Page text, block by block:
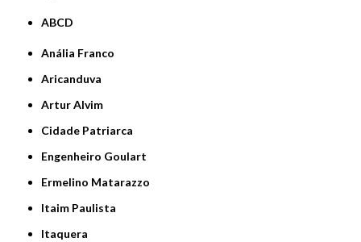
ABCD
Anália Franco
Aricanduva
Artur Alvim
Cidade Patriarca
Engenheiro Goulart
Ermelino Matarazzo
Itaim Paulista
Itaquera